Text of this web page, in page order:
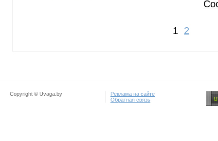
1 2
Copyright © Uvaga.by
Реклама на сайте
Обратная связь